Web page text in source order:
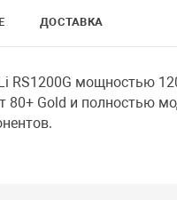
ДОСТАВКА
RS1200G мощностью
80+ Gold и полностью